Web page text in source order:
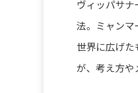
ヴィッパサ
法。ミャンマ
世界に広げた
が、考え方や